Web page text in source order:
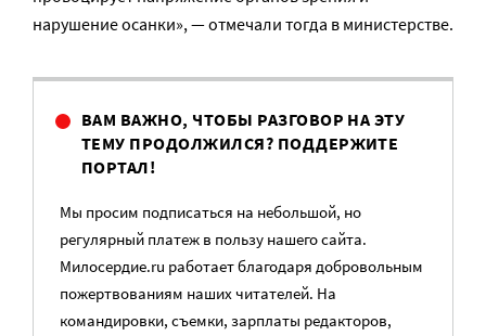
нарушение осанки», — отмечали тогда в министерстве.
ВАМ ВАЖНО, ЧТОБЫ РАЗГОВОР НА ЭТУ
ТЕМУ ПРОДОЛЖИЛСЯ? ПОДДЕРЖИТЕ
ПОРТАЛ!
Мы просим подписаться на небольшой, но
регулярный платеж в пользу нашего сайта.
Милосердие.ru работает благодаря добровольным
пожертвованиям наших читателей. На
командировки, съемки, зарплаты редакторов,